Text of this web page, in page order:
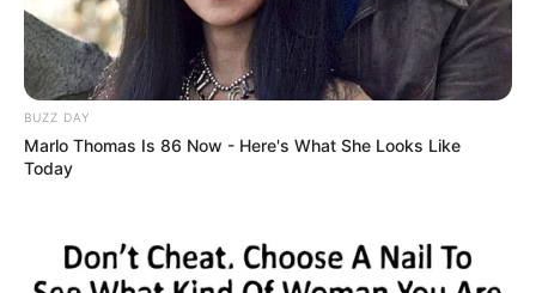
Kino in Köln
Bademöglichkeiten
MietwagenundMitfahrgelegenheiten
Fremdenverkehrsamt und Tourist Information
Aussichtstürme
BUZZ DAY
Marlo Thomas Is 86 Now - Here's What She Looks Like
Today